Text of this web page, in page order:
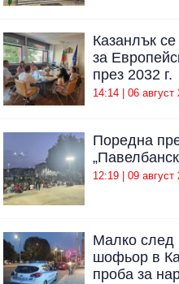
Казанлък
за
през 2032 г.
14:14 | 06 август
Поредна
12:19 | 09 август
Малко след
шофьор в
проба за